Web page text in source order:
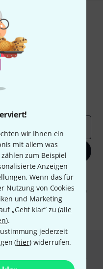
wir Ihnen ein
mit allem was
zum Beispiel
Anzeigen
Wenn das für
Nutzung von Cookies
und Marketing
„Geht klar“ zu (alle
).
jederzeit
(hier) widerrufen.
und gewinne mit
Sie dem Erhalt von E-Mail-
Nutzungsverhaltens zu. Die
Informationen finden Sie in
.